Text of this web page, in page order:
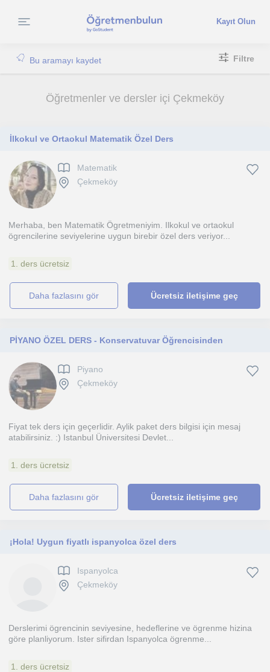
Kayıt Olun
Bu aramayı kaydet Filtre
Öğretmenler ve dersler içi Çekmeköy
İlkokul ve Ortaokul Matematik Özel Ders
Matematik
Çekmeköy
Merhaba, ben Matematik Ögretmeniyim. Ilkokul ve ortaokul
ögrencilerine seviyelerine uygun birebir özel ders veriyor...
1. ders ücretsiz
daha fazlasını gör Ücretsiz iletişime geç
PİYANO ÖZEL DERS - Konservatuvar Öğrencisinden
Piyano
Çekmeköy
Fiyat tek ders için geçerlidir. Aylik paket ders bilgisi için mesaj
atabilirsiniz. :) Istanbul Üniversitesi Devlet...
1. ders ücretsiz
daha fazlasını gör Ücretsiz iletişime geç
¡Hola! Uygun fiyatlı ispanyolca özel ders
Ispanyolca
Çekmeköy
Derslerimi ögrencinin seviyesine, hedeflerine ve ögrenme hizina
göre planliyorum. Ister sifirdan Ispanyolca ögrenme...
1. ders ücretsiz